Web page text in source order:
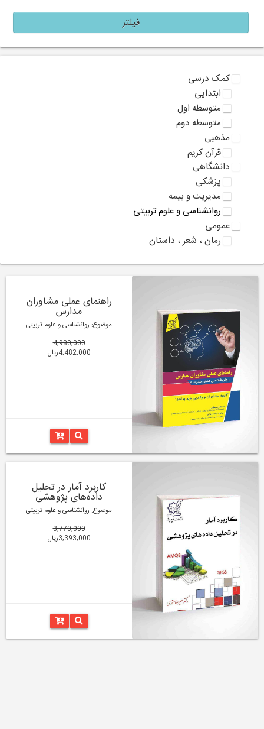
فیلتر
کمک درسی
ابتدایی
متوسطه اول
متوسطه دوم
مذهبی
قرآن کریم
دانشگاهی
پزشکی
مدیریت و بیمه
روانشناسی و علوم تربیتی
عمومی
رمان ، شعر ، داستان
راهنمای عملی مشاوران
مدارس
موضوع: روانشناسی و علوم تربیتی
4,980,000
4,482,000ریال
کاربرد آمار در تحلیل
داده‌های پژوهشی
موضوع: روانشناسی و علوم تربیتی
3,770,000
3,393,000ریال